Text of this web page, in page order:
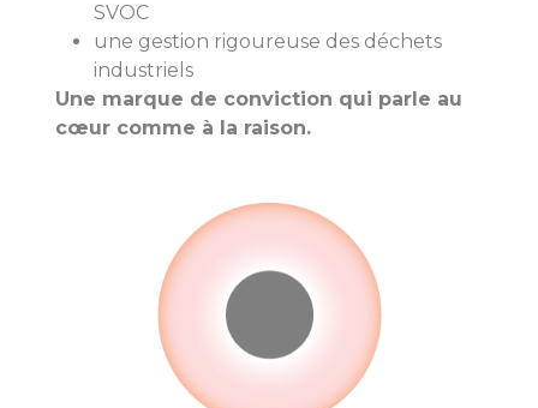
SVOC
une gestion rigoureuse des déchets
industriels
Une marque de conviction qui parle au
cœur comme à la raison.